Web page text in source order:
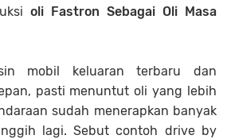
oli Fastron Sebagai Oli Masa
mobil keluaran terbaru dan
pasti menuntut oli yang lebih
sudah menerapkan banyak
lagi. Sebut contoh drive by